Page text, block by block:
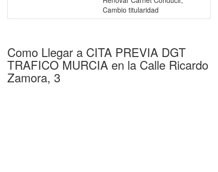
Cambio titularidad
Como Llegar a CITA PREVIA DGT
TRAFICO MURCIA en la Calle Ricardo
Zamora, 3